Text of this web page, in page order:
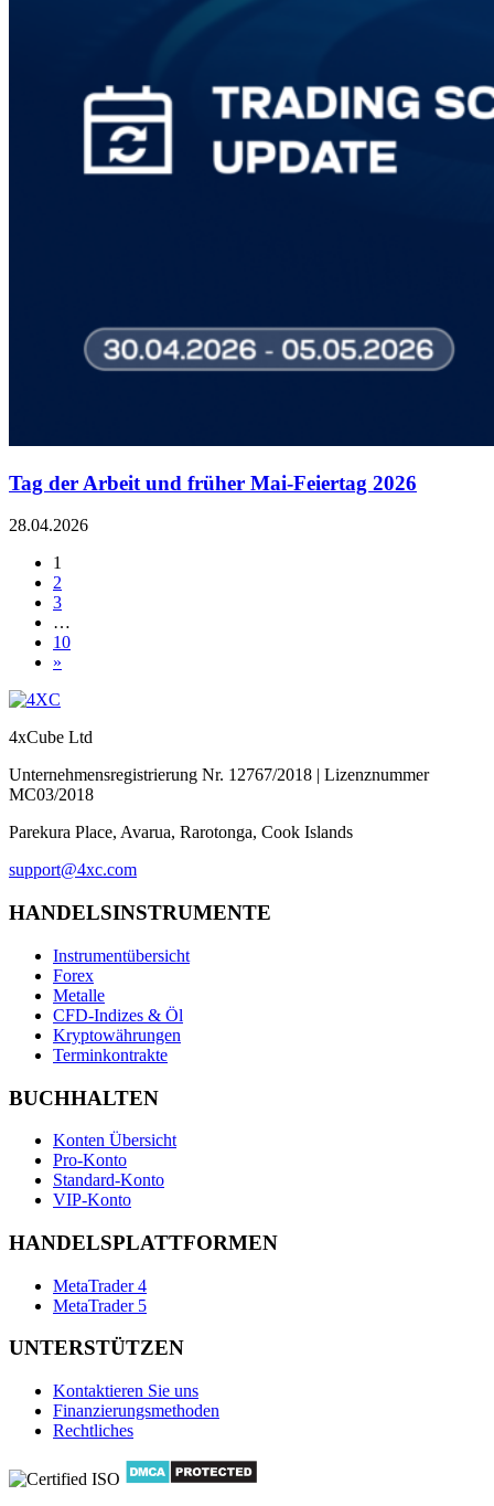
Tag der Arbeit und früher Mai-Feiertag 2026
28.04.2026
1
2
3
…
10
»
4xCube Ltd
Unternehmensregistrierung Nr. 12767/2018 | Lizenznummer
MC03/2018
Parekura Place, Avarua, Rarotonga, Cook Islands
support@4xc.com
HANDELSINSTRUMENTE
Instrumentübersicht
Forex
Metalle
CFD-Indizes & Öl
Kryptowährungen
Terminkontrakte
BUCHHALTEN
Konten Übersicht
Pro-Konto
Standard-Konto
VIP-Konto
HANDELSPLATTFORMEN
MetaTrader 4
MetaTrader 5
UNTERSTÜTZEN
Kontaktieren Sie uns
Finanzierungsmethoden
Rechtliches